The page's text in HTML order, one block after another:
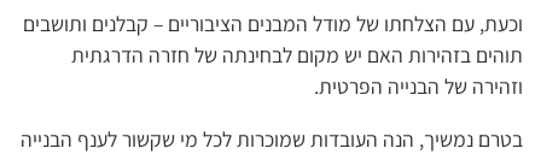
וכעת, עם הצלחתו של מודל המבנים הציבוריים – קבלנים ותושבים
תוהים בזהירות האם יש מקום לבחינתה של חזרה הדרגתית
וזהירה של הבנייה הפרטית.
בטרם נמשיך, הנה העובדות שמוכרות לכל מי שקשור לענף הבנייה